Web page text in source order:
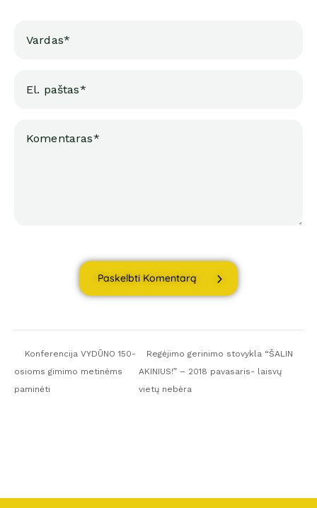
Paskelbti Komentarą
Konferencija VYDŪNO 150-
osioms gimimo metinėms
paminėti
Regėjimo gerinimo stovykla “ŠALIN
AKINIUS!” – 2018 pavasaris- laisvų
vietų nebėra